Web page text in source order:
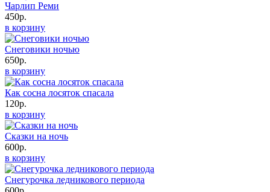
Чарлип Реми
450р.
в корзину
Снеговики ночью
650р.
в корзину
Как сосна лосяток спасала
120р.
в корзину
Сказки на ночь
600р.
в корзину
Снегурочка ледникового периода